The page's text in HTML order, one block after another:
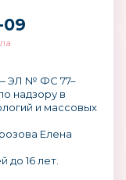
09
ЭЛ № ФС 77–
надзору в
и массовых
Елена
до 16 лет.